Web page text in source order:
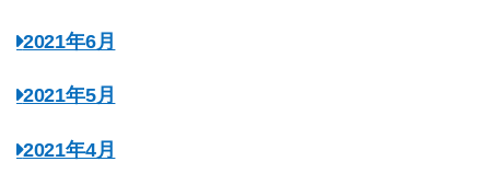
2021年6月
2021年5月
2021年4月